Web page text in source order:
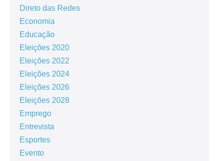
Direto das Redes
Economia
Educação
Eleições 2020
Eleições 2022
Eleições 2024
Eleições 2026
Eleições 2028
Emprego
Entrevista
Esportes
Evento